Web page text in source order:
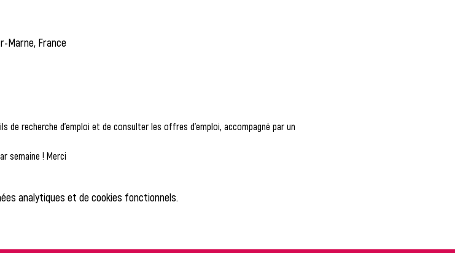
Marne, France
de recherche d'emploi et de consulter les offres d'emploi, accompagné par un
semaine ! Merci
analytiques et de cookies fonctionnels.